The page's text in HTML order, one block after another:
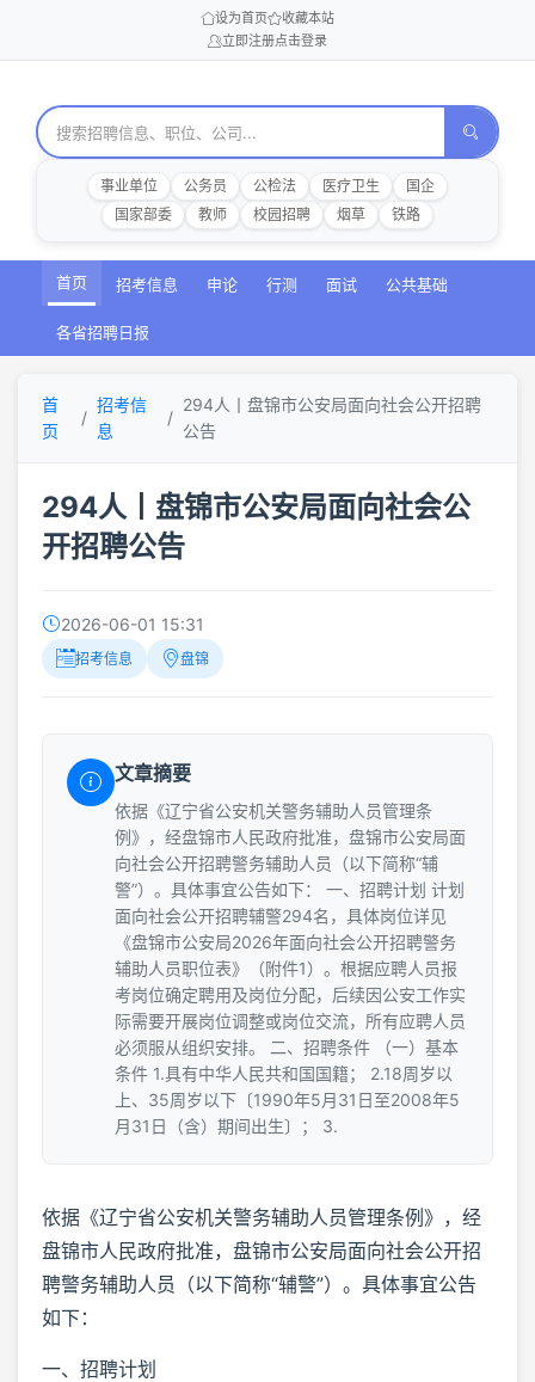
设为首页
收藏本站
立即注册点击登录
事业单位 公务员 公检法 医疗卫生
国企
国家部委
教师 校园招聘 烟草 铁路
首页 招考信息 申论 行测 面试 公共基础
各省招聘日报
首
页
招考信
息
294人丨盘锦市公安局面向社会公开招聘
公告
294人丨盘锦市公安局面向社会公
开招聘公告
2026-06-01 15:31
招考信息 盘锦
文章摘要
依据《辽宁省公安机关警务辅助人员管理条
例》，经盘锦市人民政府批准，盘锦市公安局面
向社会公开招聘警务辅助人员（以下简称“辅
警”）。具体事宜公告如下： 一、招聘计划 计划
面向社会公开招聘辅警294名，具体岗位详见
《盘锦市公安局2026年面向社会公开招聘警务
辅助人员职位表》（附件1）。根据应聘人员报
考岗位确定聘用及岗位分配，后续因公安工作实
际需要开展岗位调整或岗位交流，所有应聘人员
必须服从组织安排。 二、招聘条件 （一）基本
条件 1.具有中华人民共和国国籍； 2.18周岁以
上、35周岁以下〔1990年5月31日至2008年5
月31日（含）期间出生〕； 3.
依据《辽宁省公安机关警务辅助人员管理条例》，经
盘锦市人民政府批准，盘锦市公安局面向社会公开招
聘警务辅助人员（以下简称“辅警”）。具体事宜公告
如下：
一、招聘计划